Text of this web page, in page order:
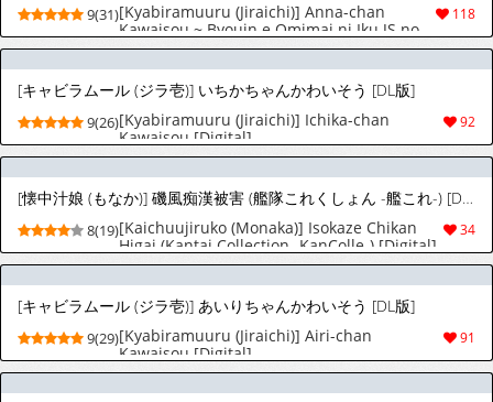
118
9(31)[Kyabiramuuru (Jiraichi)] Anna-chan
Kawaisou ~ Byouin e Omimai ni Iku JS no
Hanashi ~ [Digital]
[キャビラムール (ジラ壱)] いちかちゃんかわいそう [DL版]
92
9(26)[Kyabiramuuru (Jiraichi)] Ichika-chan
Kawaisou [Digital]
[懐中汁娘 (もなか)] 磯風痴漢被害 (艦隊これくしょん -艦これ-) [DL版]
34
8(19)[Kaichuujiruko (Monaka)] Isokaze Chikan
Higai (Kantai Collection -KanColle-) [Digital]
[キャビラムール (ジラ壱)] あいりちゃんかわいそう [DL版]
91
9(29)[Kyabiramuuru (Jiraichi)] Airi-chan
Kawaisou [Digital]